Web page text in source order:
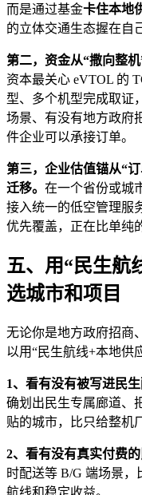
而是通过基金卡住本地
的立体交通生态握在自
第二，资金从“撒向整
资本最关心 eVTOL 的
型、多个机型完成取证
场景、有没有地方政府
件企业可以承接订单。
第三，企业估值锚从“
迁移。 在一个省份或城
接入统一的低空管理服
优先覆盖，正在比单纯
五、用“民生航
选城市和项目
无论你是地方政府招商
以用“民生航线+本地供
1、看有没有被写进民
确划出民生专属廊道、
贴的城市，比只给整机
2、看有没有真实付费
时配送等 B/G 端场景